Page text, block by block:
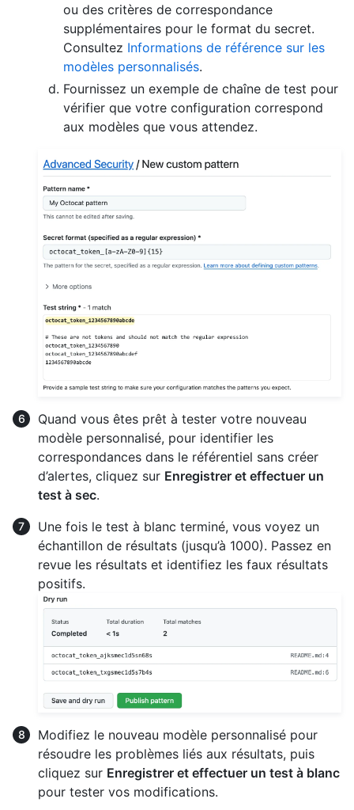
ou des critères de correspondance
supplémentaires pour le format du secret.
Consultez Informations de référence sur les
modèles personnalisés.
Fournissez un exemple de chaîne de test pour
vérifier que votre configuration correspond
aux modèles que vous attendez.
Quand vous êtes prêt à tester votre nouveau
modèle personnalisé, pour identifier les
correspondances dans le référentiel sans créer
d’alertes, cliquez sur Enregistrer et effectuer un
test à sec.
Une fois le test à blanc terminé, vous voyez un
échantillon de résultats (jusqu’à 1000). Passez en
revue les résultats et identifiez les faux résultats
positifs.
Modifiez le nouveau modèle personnalisé pour
résoudre les problèmes liés aux résultats, puis
cliquez sur Enregistrer et effectuer un test à blanc
pour tester vos modifications.